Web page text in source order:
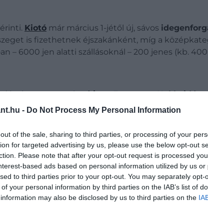
- Do Not Process My Personal Information
of the sale, sharing to third parties, or processing of your
for targeted advertising by us, please use the below opt-out
Please note that after your opt-out request is processed
based ads based on personal information utilized by us or
to third parties prior to your opt-out. You may separately opt-
your personal information by third parties on the IAB’s list of
may also be disclosed by us to third parties on the
érinti. Kiotó már március 1-jétől új, sávos
is fizethetnek éjszakánként, míg a
– 6000 jen alatti szállásoknál – 200 jenes (kb.
vezetett be,írjaaz Euronews.Hokkaidón
és éjszakánként . Emellett 15 település –
árkategóriától függően.